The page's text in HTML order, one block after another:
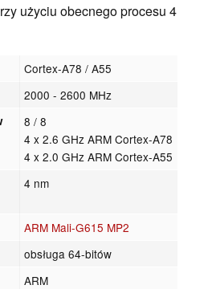
użyciu obecnego procesu 4
Cortex-A78 / A55
2000 - 2600 MHz
8 / 8
4 x 2.6 GHz ARM Cortex-A78
4 x 2.0 GHz ARM Cortex-A55
4 nm
ARM Mali-G615 MP2
obsługa 64-bitów
ARM